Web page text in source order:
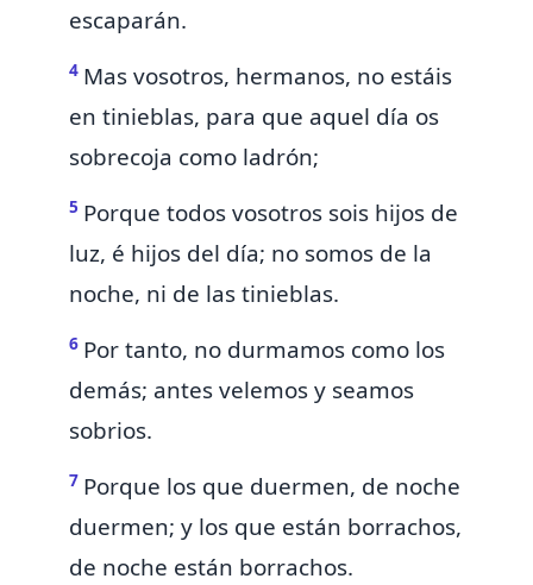
escaparán.
4 Mas vosotros, hermanos, no estáis
en tinieblas, para que aquel día os
sobrecoja como ladrón;
5 Porque todos vosotros sois hijos de
luz, é hijos del día; no somos de la
noche, ni de las tinieblas.
6 Por tanto, no durmamos como los
demás; antesvelemos y seamos
sobrios.
7 Porque los que duermen, de noche
duermen; y los que están borrachos,
de noche están borrachos.